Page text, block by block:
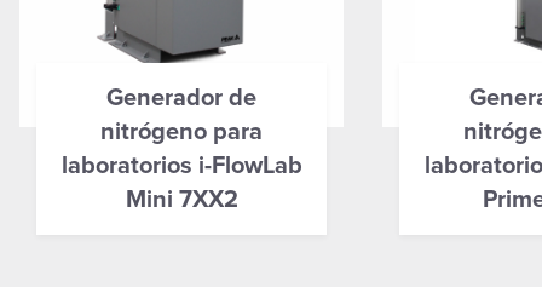
Generador de
nitrógeno para
laboratorios i-FlowLab
Mini 7XX2